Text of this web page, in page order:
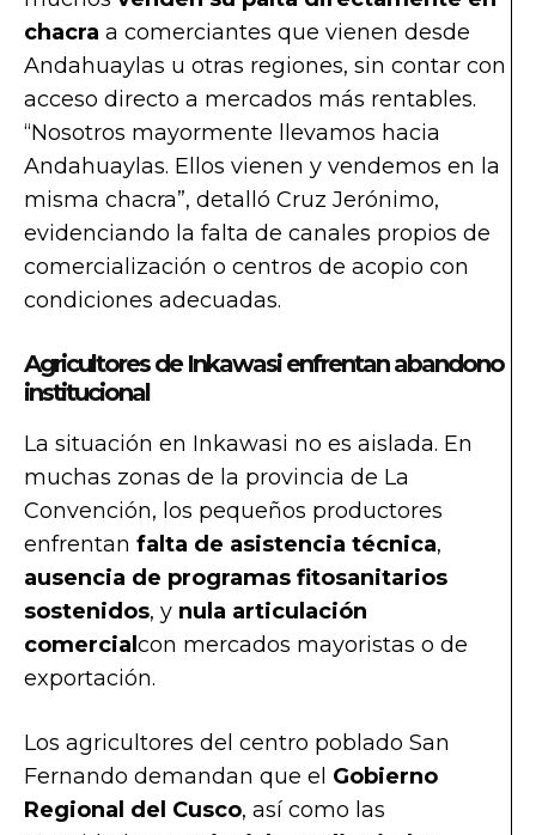
chacra a comerciantes que vienen desde
Andahuaylas u otras regiones, sin contar con
acceso directo a mercados más rentables.
“Nosotros mayormente llevamos hacia
Andahuaylas. Ellos vienen y vendemos en la
misma chacra”, detalló Cruz Jerónimo,
evidenciando la falta de canales propios de
comercialización o centros de acopio con
condiciones adecuadas.
Agricultores de Inkawasi enfrentan abandono
institucional
La situación en Inkawasi no es aislada. En
muchas zonas de la provincia de La
Convención, los pequeños productores
enfrentan falta de asistencia técnica,
ausencia de programas fitosanitarios
sostenidos, y nula articulación
comercial con mercados mayoristas o de
exportación.
Los agricultores del centro poblado San
Fernando demandan que el Gobierno
Regional del Cusco, así como las